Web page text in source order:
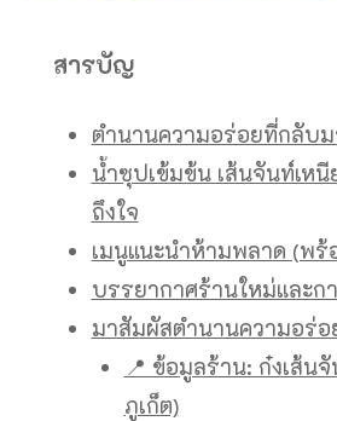
สารบัญ
ตำนานความอร่อยที่กลับม
น้ำซุปเข้มข้น เส้นจันท์เหนี
ถึงใจ
เมนูแนะนำห้ามพลาด (พร้
บรรยากาศร้านใหม่และก
มาสัมผัสตำนานความอร่อ
📍 ข้อมูลร้าน: ก๋งเส้น
ภูเก็ต)